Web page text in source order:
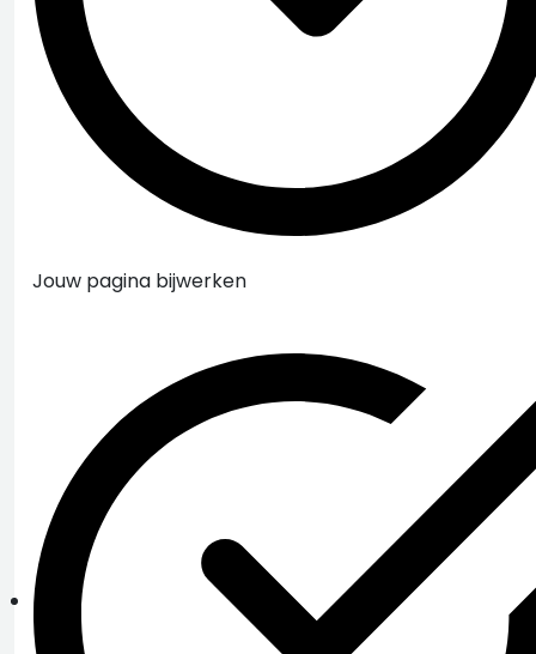
Jouw pagina bijwerken